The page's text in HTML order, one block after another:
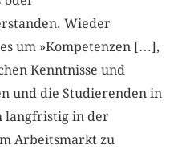
Wieder
um »Kompetenzen […],
Kenntnisse und
und die Studierenden in
langfristig in der
Arbeitsmarkt zu